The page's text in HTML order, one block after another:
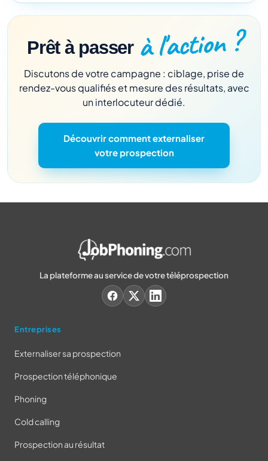
Prêt à passer à l'action ?
Discutons de votre campagne : ciblage, prise de
rendez-vous qualifiés et mesure des résultats, avec
un interlocuteur dédié.
Découvrir comment externaliser
votre prospection
La plateforme au service de votre téléprospection
Entreprises
Externaliser sa prospection
Prospection téléphonique
Phoning
Cold calling
Prospection au résultat